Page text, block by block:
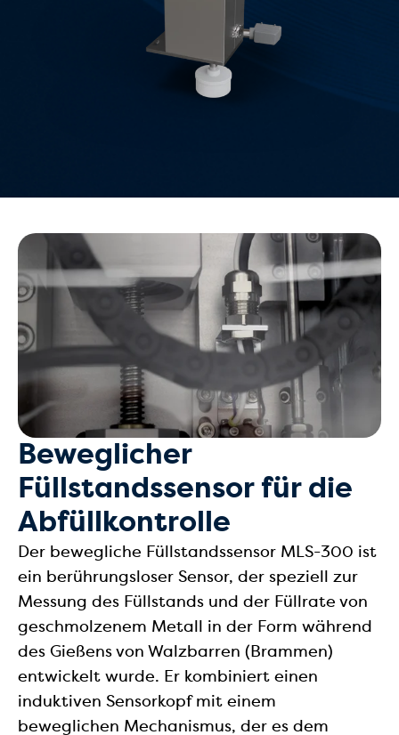
Beweglicher
Füllstandssensor für die
Abfüllkontrolle
Der bewegliche Füllstandssensor MLS-300 ist
ein berührungsloser Sensor, der speziell zur
Messung des Füllstands und der Füllrate von
geschmolzenem Metall in der Form während
des Gießens von Walzbarren (Brammen)
entwickelt wurde. Er kombiniert einen
induktiven Sensorkopf mit einem
beweglichen Mechanismus, der es dem